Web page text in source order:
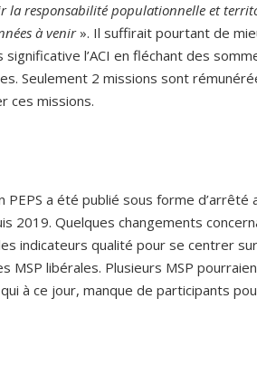
responsabilité populationnelle et
à venir». Il suffirait pourtant de
l’ACI en fléchant des
Seulement 2 missions sont
ces missions.
a été publié sous forme d’arrêté
2019. Quelques changements
indicateurs qualité pour se centrer
MSP libérales. Plusieurs MSP
à ce jour, manque de participants